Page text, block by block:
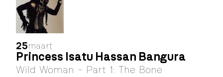
25maart
Princess Isatu Hassan Bangura
Wild Woman - Part 1: The Bone